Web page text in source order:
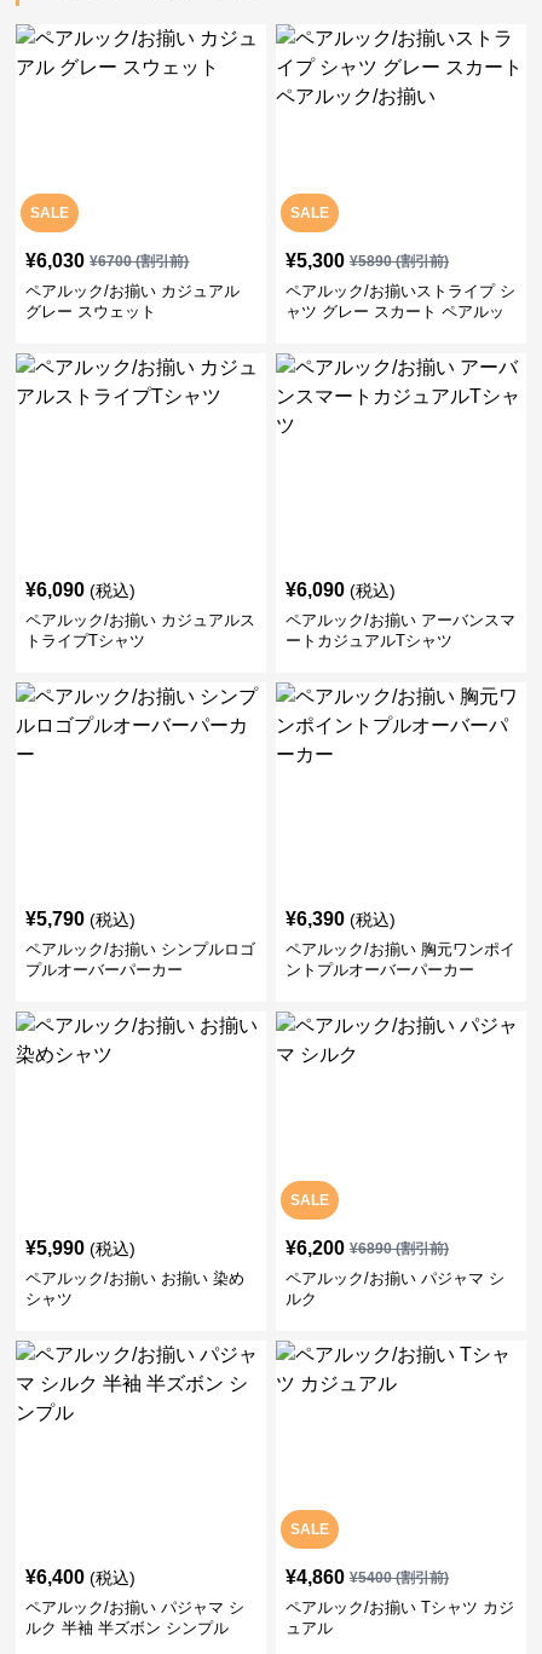
SALE
¥6,030 ¥6700(割引前)
ペアルック/お揃い カジュアル
グレー スウェット
SALE
¥5,300 ¥5890(割引前)
ペアルック/お揃いストライプ シ
ャツ グレー スカート ペアルッ
¥6,090 (税込)
ペアルック/お揃い カジュアルス
トライプTシャツ
¥6,090 (税込)
ペアルック/お揃い アーバンスマ
ートカジュアルTシャツ
¥5,790 (税込)
ペアルック/お揃い シンプルロゴ
プルオーバーパーカー
¥6,390 (税込)
ペアルック/お揃い 胸元ワンポイ
ントプルオーバーパーカー
¥5,990 (税込)
ペアルック/お揃い お揃い 染め
シャツ
SALE
¥6,200 ¥6890(割引前)
ペアルック/お揃い パジャマ シ
ルク
¥6,400 (税込)
ペアルック/お揃い パジャマ シ
ルク 半袖 半ズボン シンプル
SALE
¥4,860 ¥5400(割引前)
ペアルック/お揃い Tシャツ カジ
ュアル